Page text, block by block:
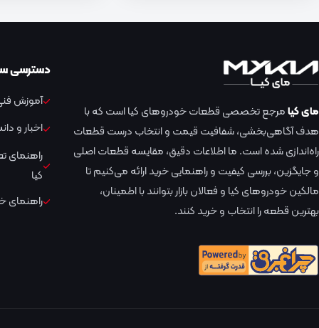
مای کیامرجع تخصصی قطعات خودروهای کیا است که با
هدف آگاهی‌بخشی، شفافیت قیمت و انتخاب درست قطعات
راه‌اندازی شده است. ما اطلاعات دقیق، مقایسه قطعات اصلی
و جایگزین، بررسی کیفیت و راهنمایی خرید ارائه می‌کنیم تا
مالکین خودروهای کیا و فعالان بازار بتوانند با اطمینان،
بهترین قطعه را انتخاب و خرید کنند.
دسترسی
آموزش
اخبار و
راهنمای
کیا
راهنمای